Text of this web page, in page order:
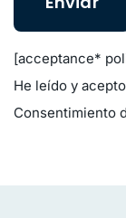
[acceptance*
He leído y
Consentimiento